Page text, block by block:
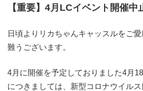
【重要】4月LCイベント開催中
日頃よりリカちゃんキャッスルをご
難うございます。
4月に開催を予定しておりました4月
につきましては、新型コロナウイル